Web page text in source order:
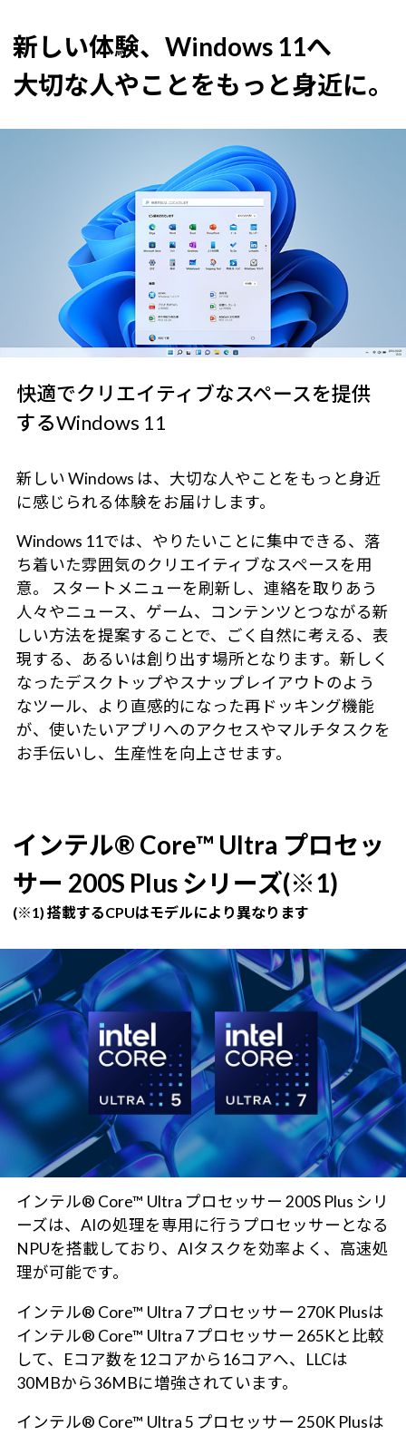
新しい体験、Windows 11へ
大切な人やことをもっと身近に。
快適でクリエイティブなスペースを提供
するWindows 11
新しい Windows は、大切な人やことをもっと身近
に感じられる体験をお届けします。
Windows 11では、やりたいことに集中できる、落
ち着いた雰囲気のクリエイティブなスペースを用
意。 スタートメニューを刷新し、連絡を取りあう
人々やニュース、ゲーム、コンテンツとつながる新
しい方法を提案することで、ごく自然に考える、表
現する、あるいは創り出す場所となります。新しく
なったデスクトップやスナップレイアウトのよう
なツール、より直感的になった再ドッキング機能
が、使いたいアプリへのアクセスやマルチタスクを
お手伝いし、生産性を向上させます。
インテル® Core™ Ultra プロセッ
サー 200S Plus シリーズ(※1)
(※1) 搭載するCPUはモデルにより異なります
インテル® Core™ Ultra プロセッサー 200S Plus シリ
ーズは、AIの処理を専用に行うプロセッサーとなる
NPUを搭載しており、AIタスクを効率よく、高速処
理が可能です。
インテル® Core™ Ultra 7 プロセッサー 270K Plusは
インテル® Core™ Ultra 7 プロセッサー 265Kと比較
して、Eコア数を12コアから16コアへ、LLCは
30MBから36MBに増強されています。
インテル® Core™ Ultra 5 プロセッサー 250K Plusは